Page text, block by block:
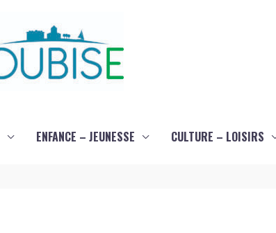
ENFANCE – JEUNESSE CULTURE – LOISIRS